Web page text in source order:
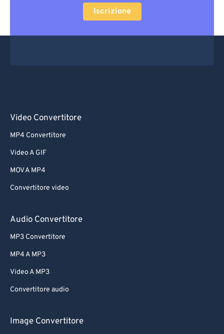
Iscrizione
Video Convertitore
MP4 Convertitore
Video A GIF
MOV A MP4
Convertitore video
Audio Convertitore
MP3 Convertitore
MP4 A MP3
Video A MP3
Convertitore audio
Image Convertitore